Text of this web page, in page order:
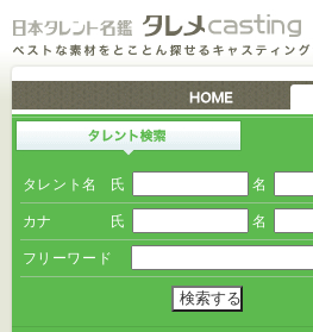
タレント名 氏 名
カナ 氏 名
フリーワード